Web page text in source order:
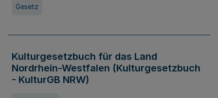
Gesetz
Kulturgesetzbuch für das Land
Nordrhein-Westfalen (Kulturgesetzbuch
- KulturGB NRW)